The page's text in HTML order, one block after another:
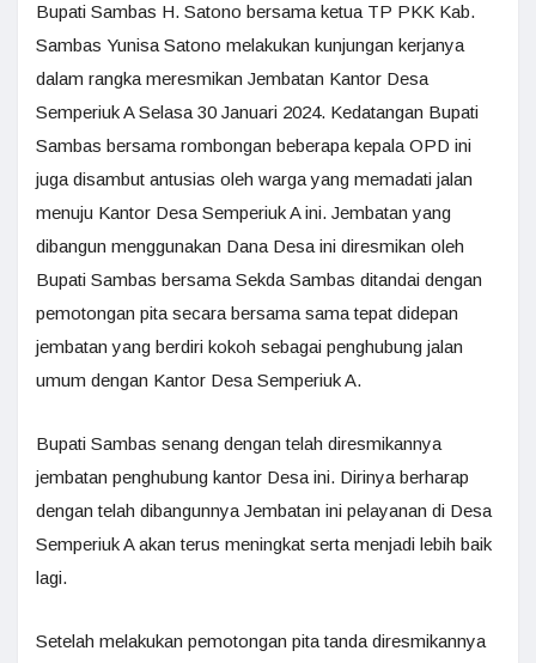
Bupati Sambas H. Satono bersama ketua TP PKK Kab.
Sambas Yunisa Satono melakukan kunjungan kerjanya
dalam rangka meresmikan Jembatan Kantor Desa
Semperiuk A Selasa 30 Januari 2024. Kedatangan Bupati
Sambas bersama rombongan beberapa kepala OPD ini
juga disambut antusias oleh warga yang memadati jalan
menuju Kantor Desa Semperiuk A ini. Jembatan yang
dibangun menggunakan Dana Desa ini diresmikan oleh
Bupati Sambas bersama Sekda Sambas ditandai dengan
pemotongan pita secara bersama sama tepat didepan
jembatan yang berdiri kokoh sebagai penghubung jalan
umum dengan Kantor Desa Semperiuk A.
Bupati Sambas senang dengan telah diresmikannya
jembatan penghubung kantor Desa ini. Dirinya berharap
dengan telah dibangunnya Jembatan ini pelayanan di Desa
Semperiuk A akan terus meningkat serta menjadi lebih baik
lagi.
Setelah melakukan pemotongan pita tanda diresmikannya